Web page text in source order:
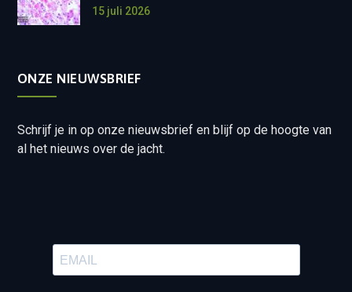
15 juli 2026
ONZE NIEUWSBRIEF
Schrijf je in op onze nieuwsbrief en blijf op de hoogte van
al het nieuws over de jacht.